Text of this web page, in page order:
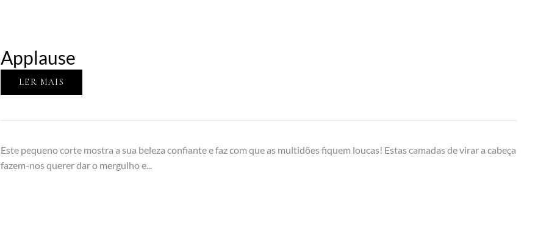
Applause
LER MAIS
Este pequeno corte mostra a sua beleza confiante e faz com que as multidões fiquem loucas! Estas camadas de virar a cabeça
fazem-nos querer dar o mergulho e...